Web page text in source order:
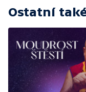
Ostatní